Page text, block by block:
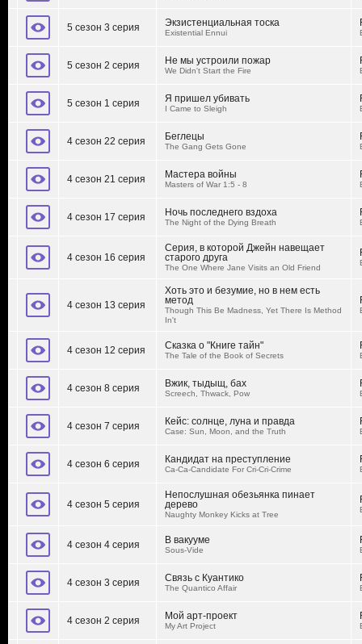
5 сезон 3 серия Экзистенциальная тоска
Existential Ennui
5 сезон 2 серия Не мы устроили пожар
We Didn't Start the Fire
5 сезон 1 серия Я пришел убивать
I Came to Sleigh
4 сезон 22 серия Беглецы
The Gang Gets Gone
4 сезон 21 серия Мастера войны
Masters of War 1:5 - 8
4 сезон 17 серия Ночь последнего вздоха
The Night of the Dying Breath
4 сезон 16 серия
Серия, в которой Джейн навещает
старого друга
The One Where Jane Visits an Old Friend
4 сезон 13 серия
Хоть это и безумие, но в нем есть
метод
Though This Be Madness, Yet There Is Method
In't
4 сезон 12 серия Сказка о "Книге тайн"
The Tale of the Book of Secrets
4 сезон 8 серия Вжик, тыдыщ, бах
Screech, Thwack, Pow
4 сезон 7 серия Кейс: солнце, луна и правда
Case: Sun, Moon, and the Truth
4 сезон 6 серия Кандидат на преступление
Ca-Ca-Candidate For Cri-Cri-Crime
4 сезон 5 серия
Непослушная обезьянка пинает
дерево
Naughty Monkey Kicks at Tree
4 сезон 4 серия В вакууме
Sous-Vide
4 сезон 3 серия Связь с Куантико
The Quantico Affair
4 сезон 2 серия Мой арт-проект
My Art Project